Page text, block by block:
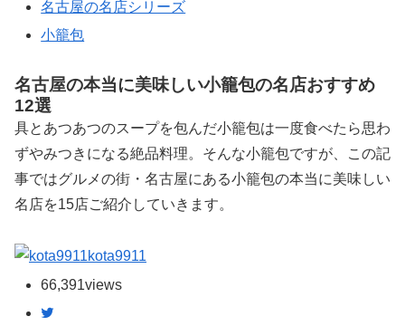
名古屋の名店シリーズ
小籠包
名古屋の本当に美味しい小籠包の名店おすすめ
12選
具とあつあつのスープを包んだ小籠包は一度食べたら思わ
ずやみつきになる絶品料理。そんな小籠包ですが、この記
事ではグルメの街・名古屋にある小籠包の本当に美味しい
名店を15店ご紹介していきます。
kota9911
66,391views